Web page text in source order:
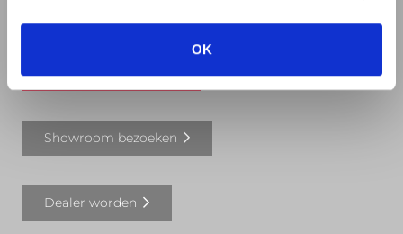
OK
Offerte aanvragen
Showroom bezoeken
Dealer worden